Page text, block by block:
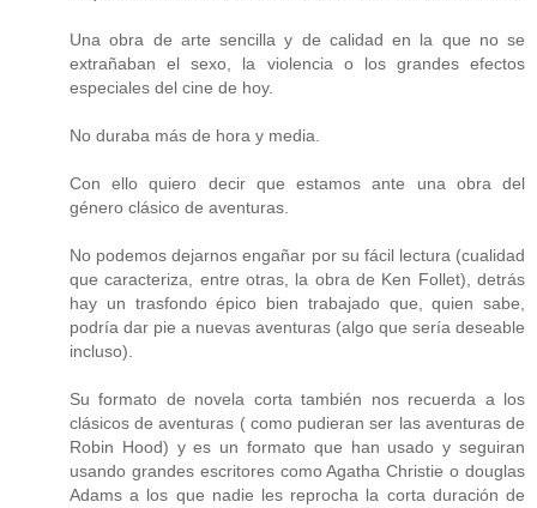
Una obra de arte sencilla y de calidad en la que no se
extrañaban el sexo, la violencia o los grandes efectos
especiales del cine de hoy.
No duraba más de hora y media.
Con ello quiero decir que estamos ante una obra del
género clásico de aventuras.
No podemos dejarnos engañar por su fácil lectura (cualidad
que caracteriza, entre otras, la obra de Ken Follet), detrás
hay un trasfondo épico bien trabajado que, quien sabe,
podría dar pie a nuevas aventuras (algo que sería deseable
incluso).
Su formato de novela corta también nos recuerda a los
clásicos de aventuras ( como pudieran ser las aventuras de
Robin Hood) y es un formato que han usado y seguiran
usando grandes escritores como Agatha Christie o douglas
Adams a los que nadie les reprocha la corta duración de